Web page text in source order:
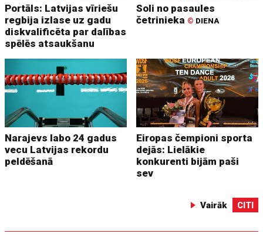
Portāls: Latvijas vīriešu
regbija izlase uz gadu
diskvalificēta par dalības
spēlēs atsaukšanu
Soli no pasaules
četrinieka © DIENA
Narajevs labo 24 gadus
vecu Latvijas rekordu
peldēšanā
Eiropas čempioni sporta
dejās: Lielākie
konkurenti bijām paši
sev
Vairāk CITI